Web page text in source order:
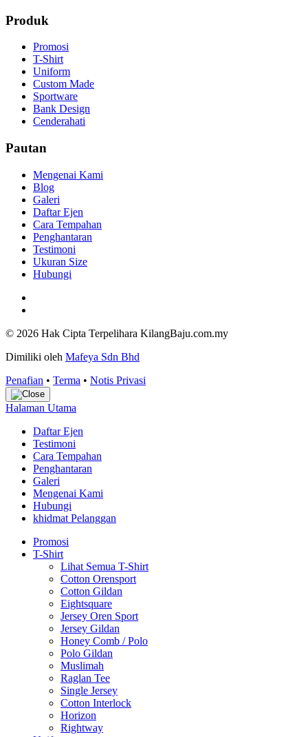
Produk
Promosi
T-Shirt
Uniform
Custom Made
Sportware
Bank Design
Cenderahati
Pautan
Mengenai Kami
Blog
Galeri
Daftar Ejen
Cara Tempahan
Penghantaran
Testimoni
Ukuran Size
Hubungi
© 2026 Hak Cipta Terpelihara KilangBaju.com.my
Dimiliki oleh Mafeya Sdn Bhd
Penafian • Terma • Notis Privasi
Halaman Utama
Daftar Ejen
Testimoni
Cara Tempahan
Penghantaran
Galeri
Mengenai Kami
Hubungi
khidmat Pelanggan
Promosi
T-Shirt
Lihat Semua T-Shirt
Cotton Orensport
Cotton Gildan
Eightsquare
Jersey Oren Sport
Jersey Gildan
Honey Comb / Polo
Polo Gildan
Muslimah
Raglan Tee
Single Jersey
Cotton Interlock
Horizon
Rightway